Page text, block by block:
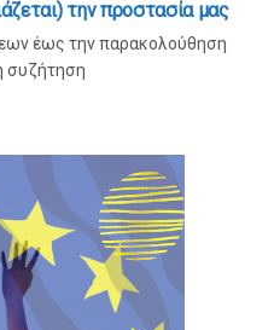
την προστασία μας
έως την παρακολούθηση
συζήτηση